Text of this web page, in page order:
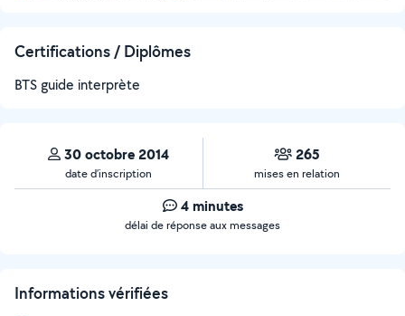
Certifications / Diplômes
BTS guide interprète
30 octobre 2014
date d’inscription
265
mises en relation
4 minutes
délai de réponse aux messages
Informations vérifiées